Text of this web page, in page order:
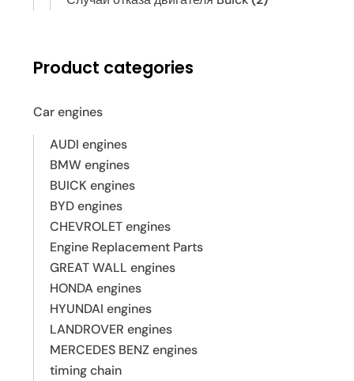
Product categories
Car engines
AUDI engines
BMW engines
BUICK engines
BYD engines
CHEVROLET engines
Engine Replacement Parts
GREAT WALL engines
HONDA engines
HYUNDAI engines
LANDROVER engines
MERCEDES BENZ engines
timing chain